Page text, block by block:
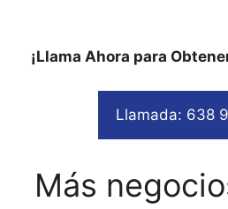
¡Llama Ahora para
Llamada: 638
Más